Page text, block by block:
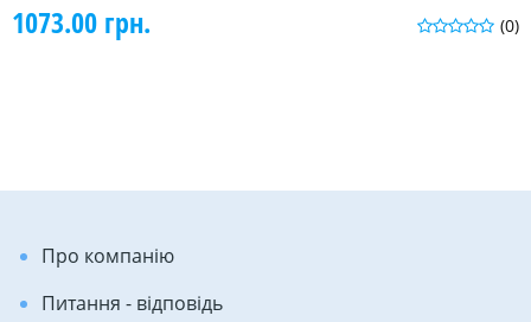
(0)
1073.00 грн.
Про компанію
Питання - відповідь